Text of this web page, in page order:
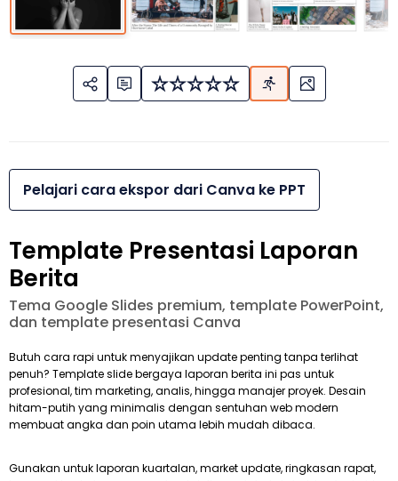
Pelajari cara ekspor dari Canva ke PPT
Template Presentasi Laporan
Berita
Tema Google Slides premium, template PowerPoint,
dan template presentasi Canva
Butuh cara rapi untuk menyajikan update penting tanpa terlihat
penuh? Template slide bergaya laporan berita ini pas untuk
profesional, tim marketing, analis, hingga manajer proyek. Desain
hitam-putih yang minimalis dengan sentuhan web modern
membuat angka dan poin utama lebih mudah dibaca.
Gunakan untuk laporan kuartalan, market update, ringkasan rapat,